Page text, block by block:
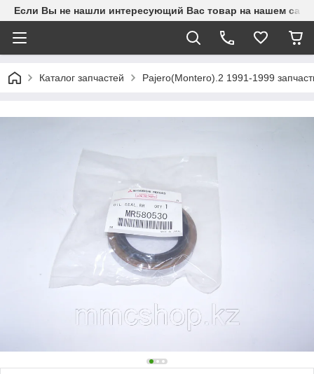
Если Вы не нашли интересующий Вас товар на нашем
Каталог запчастей Pajero(Montero).2 1991-1999